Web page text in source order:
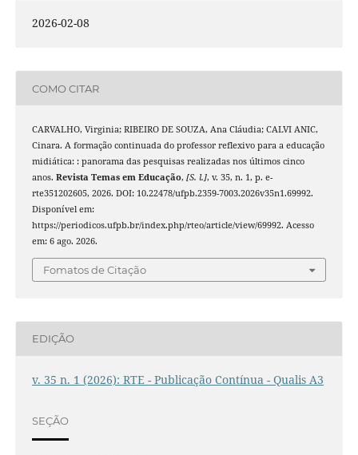
2026-02-08
COMO CITAR
CARVALHO, Virginia; RIBEIRO DE SOUZA, Ana Cláudia; CALVI ANIC,
Cinara. A formação continuada do professor reflexivo para a educação
midiática: : panorama das pesquisas realizadas nos últimos cinco
anos. Revista Temas em Educação, [S. l.], v. 35, n. 1, p. e-
rte351202605, 2026. DOI: 10.22478/ufpb.2359-7003.2026v35n1.69992.
Disponível em:
https://periodicos.ufpb.br/index.php/rteo/article/view/69992. Acesso
em: 6 ago. 2026.
Fomatos de Citação
EDIÇÃO
v. 35 n. 1 (2026): RTE - Publicação Contínua - Qualis A3
SEÇÃO